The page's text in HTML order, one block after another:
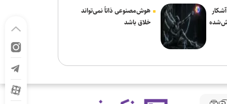
هوش‌مصنوعی ذاتاً نمی‌تواند
خلاق باشد